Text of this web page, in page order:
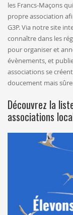
les Francs-Maçons
propre association
G3P. Via notre site
connaître dans les
pour organiser et
évènements, et
associations se
doucement mais
Découvrez la
associations